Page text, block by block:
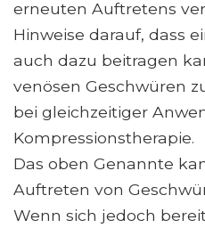
erneuten Auftretens
Hinweise darauf, dass
auch dazu beitragen
venösen Geschwüren
bei gleichzeitiger
Kompressionstherapie.
Das oben Genannte
Auftreten von
Wenn sich jedoch